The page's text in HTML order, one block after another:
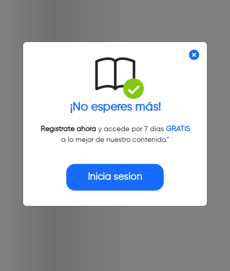
¡No esperes más!
Regístrate ahoray accede por 7 días GRATIS
a lo mejor de nuestro contenido."
Inicia sesión